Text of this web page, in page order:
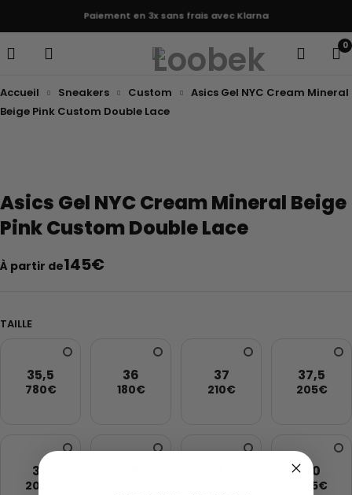
Paiement en 3x sans frais avec Klarna
0
Accueil Sneakers Custom
Asics Gel NYC Cream Mineral
Beige Pink Custom Double Lace
Asics Gel NYC Cream Mineral Beige
Pink Custom Double Lace
À partir de145€
TAILLE
35,5
780€
36
180€
37
210€
37,5
205€
38
205€
40
205€